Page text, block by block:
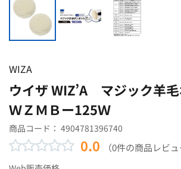
WIZA
ウイザ WIZ’A マジック羊
ＷＺＭＢー125Ｗ
商品コード： 4904781396740
0.0 （0件の商品レビュ